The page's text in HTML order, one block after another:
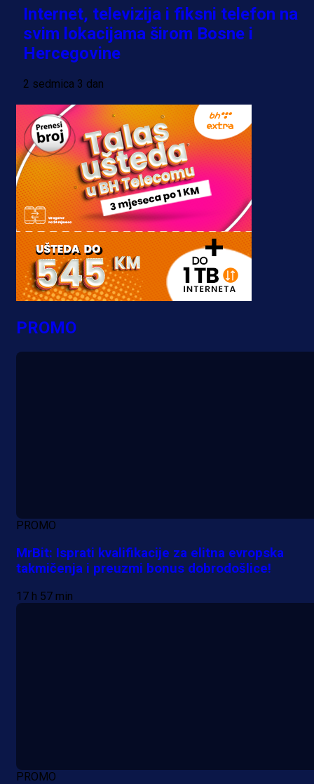
Internet, televizija i fiksni telefon na
svim lokacijama širom Bosne i
Hercegovine
2 sedmica 3 dan
PROMO
PROMO
MrBit: Isprati kvalifikacije za elitna evropska
takmičenja i preuzmi bonus dobrodošlice!
17 h 57 min
PROMO